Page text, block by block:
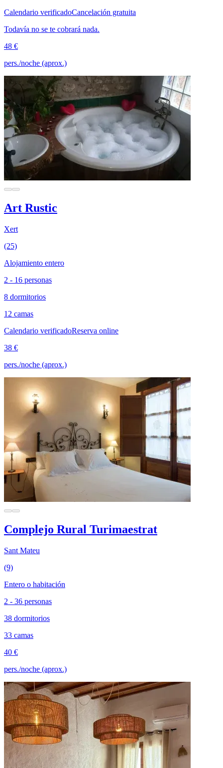
Calendario verificadoCancelación gratuita
Todavía no se te cobrará nada.
48 €
pers./noche (aprox.)
Art Rustic
Xert
(25)
Alojamiento entero
2 - 16 personas
8 dormitorios
12 camas
Calendario verificadoReserva online
38 €
pers./noche (aprox.)
Complejo Rural Turimaestrat
Sant Mateu
(9)
Entero o habitación
2 - 36 personas
38 dormitorios
33 camas
40 €
pers./noche (aprox.)